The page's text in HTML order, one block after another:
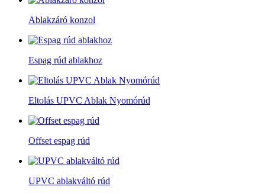
Ablakzáró konzol
Espag rúd ablakhoz
Eltolás UPVC Ablak Nyomórúd
Offset espag rúd
UPVC ablakváltó rúd